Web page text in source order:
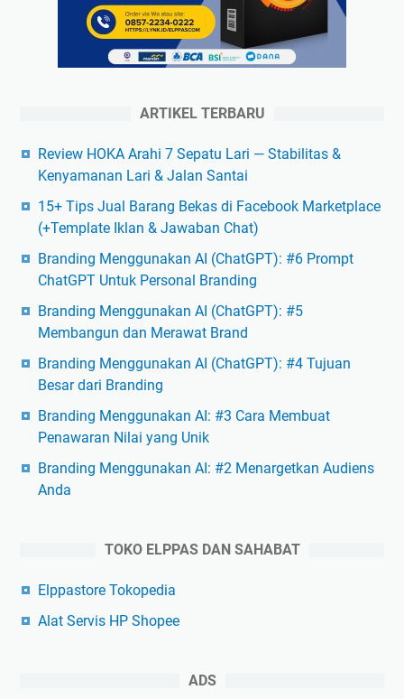
ARTIKEL TERBARU
Review HOKA Arahi 7 Sepatu Lari — Stabilitas &
Kenyamanan Lari & Jalan Santai
15+ Tips Jual Barang Bekas di Facebook Marketplace
(+Template Iklan & Jawaban Chat)
Branding Menggunakan AI (ChatGPT): #6 Prompt
ChatGPT Untuk Personal Branding
Branding Menggunakan AI (ChatGPT): #5
Membangun dan Merawat Brand
Branding Menggunakan AI (ChatGPT): #4 Tujuan
Besar dari Branding
Branding Menggunakan AI: #3 Cara Membuat
Penawaran Nilai yang Unik
Branding Menggunakan AI: #2 Menargetkan Audiens
Anda
TOKO ELPPAS DAN SAHABAT
Elppastore Tokopedia
Alat Servis HP Shopee
ADS